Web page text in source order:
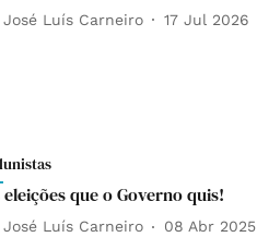
José Luís Carneiro 17 Jul 2026
eleições que o Governo quis!
José Luís Carneiro 08 Abr 2025